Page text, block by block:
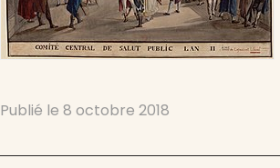
Publié le8 octobre 2018